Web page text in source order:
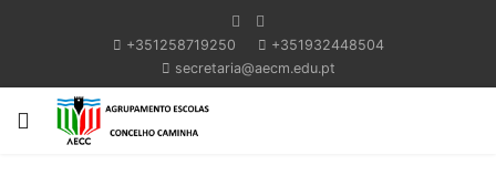
+351258719250
+351932448504
secretaria@aecm.edu.pt